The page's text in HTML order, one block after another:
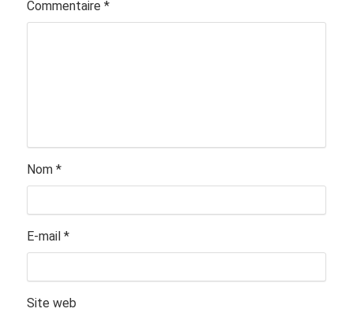
Commentaire *
Nom *
E-mail *
Site web